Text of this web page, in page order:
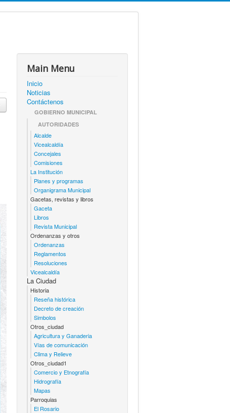
Main Menu
Inicio
Noticias
Contáctenos
GOBIERNO MUNICIPAL
AUTORIDADES
Alcalde
Vicealcaldía
Concejales
Comisiones
La Institución
Planes y programas
Organigrama Municipal
Gacetas, revistas y libros
Gaceta
Libros
Revista Municipal
Ordenanzas y otros
Ordenanzas
Reglamentos
Resoluciones
Vicealcaldía
La Ciudad
Historia
Reseña histórica
Decreto de creación
Simbolos
Otros_ciudad
Agricultura y Ganaderia
Vías de comunicación
Clima y Relieve
Otros_ciudad1
Comercio y Etnografía
Hidrografía
Mapas
Parroquias
El Rosario